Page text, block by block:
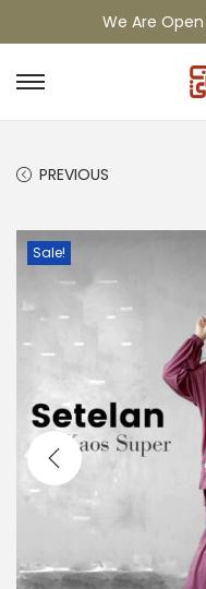
We Are Open
PREVIOUS
Sale!